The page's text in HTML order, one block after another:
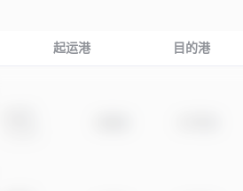
起运港 目的港